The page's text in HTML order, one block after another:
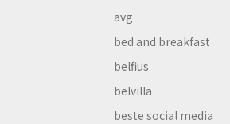
avg
bed and breakfast
belfius
belvilla
beste social media